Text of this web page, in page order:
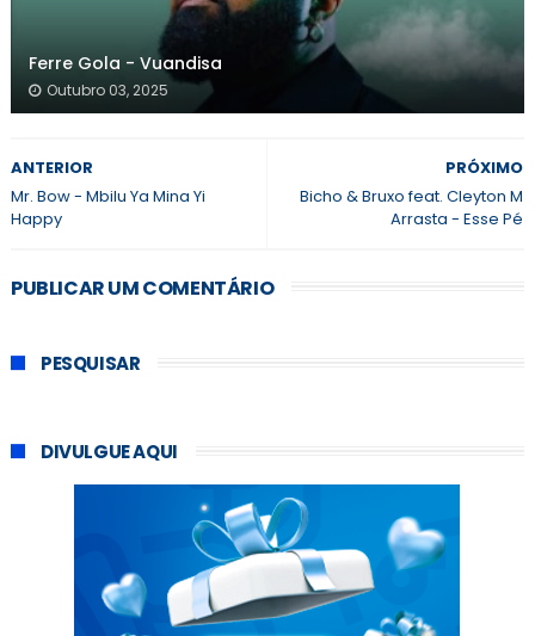
Ferre Gola - Vuandisa
Outubro 03, 2025
PRÓXIMO
Bicho & Bruxo feat. Cleyton M
Arrasta - Esse Pé
ANTERIOR
Mr. Bow - Mbilu Ya Mina Yi
Happy
PUBLICAR UM COMENTÁRIO
PESQUISAR
DIVULGUE AQUI